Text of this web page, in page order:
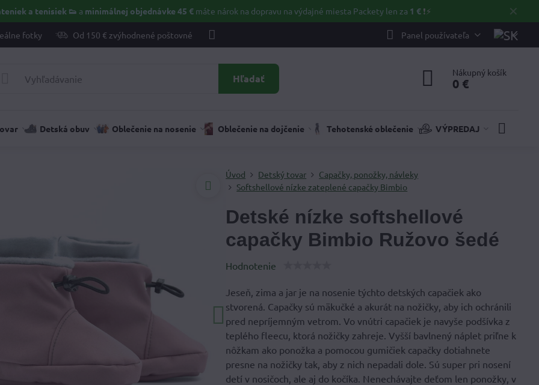
✕
a tenisiek 👟 a minimálnej objednávke 45 €máte nárok na dopravu na výdajné miesta Packety len za 1 €❗⚡️
fotky Od 150 € zvýhodnené poštovné Panel používateľa
Hľadať Nákupný košík
0 €
Detská obuv Oblečenie na nosenie Oblečenie na dojčenie Tehotenské oblečenie VÝPREDAJ
Úvod Detský tovar
Capačky, ponožky, návleky
Softshellové nízke zateplené capačky Bimbio
Detské nízke softshellové
capačky Bimbio Ružovo šedé
Hodnotenie
Jeseň, zima a jar je na nosenie týchto detských capačiek ako
stvorená. Capačky sú mäkučké a akurát na nožičky, aby ich ochránili
pred nepríjemným vetrom. Vo vnútri capačiek je navyše podšívka z
teplého fleecu, ktorá nožičky zahreje. Vyšší bavlnený náplet priľne k
nôžkam ako ponožka a pomocou gumičiek capačky dotiahnete
presne na nožičky tak, aby z nich nepadali dole. Sú super pri nosení
detí v nosičoch, ale aj do kočíka. Nenechávajte deťom len ponožky, v